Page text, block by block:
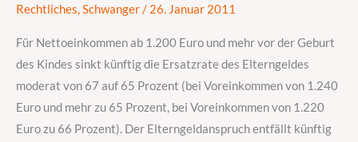
Rechtliches,Schwanger/ 26. Januar 2011
Für Nettoeinkommen ab 1.200 Euro und mehr vor der Geburt
des Kindes sinkt künftig die Ersatzrate des Elterngeldes
moderat von 67 auf 65 Prozent (bei Voreinkommen von 1.240
Euro und mehr zu 65 Prozent, bei Voreinkommen von 1.220
Euro zu 66 Prozent). Der Elterngeldanspruch entfällt künftig
2011